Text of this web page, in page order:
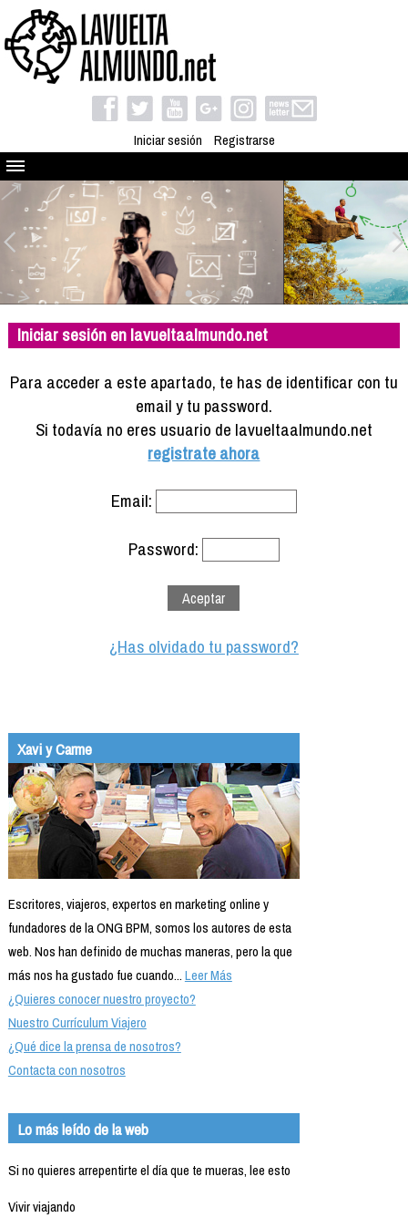
Iniciar sesión Registrarse
Quienes somos
El proyecto
Blog
Viaja con nosotros
Camino solidario
Libros
Compañeros de viaje
Info viajeros
Iniciar sesión en lavueltaalmundo.net
Para acceder a este apartado, te has de identificar con tu
email y tu password.
Si todavía no eres usuario de lavueltaalmundo.net
registrate ahora
Email:
Password:
¿Has olvidado tu password?
Xavi y Carme
Escritores, viajeros, expertos en marketing online y
fundadores de la ONG BPM, somos los autores de esta
web. Nos han definido de muchas maneras, pero la que
más nos ha gustado fue cuando...Leer Más
¿Quieres conocer nuestro proyecto?
Nuestro Currículum Viajero
¿Qué dice la prensa de nosotros?
Contacta con nosotros
Lo más leído de la web
Si no quieres arrepentirte el día que te mueras, lee esto
Vivir viajando